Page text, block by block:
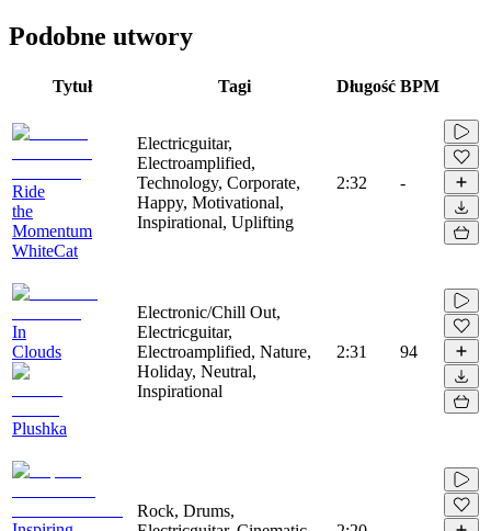
Podobne utwory
Tytuł Tagi Długość BPM
Ride
the
Momentum
WhiteCat
Electricguitar,
Electroamplified,
Technology, Corporate,
Happy, Motivational,
Inspirational, Uplifting
2:32 -
In
Clouds
Plushka
Electronic/Chill Out,
Electricguitar,
Electroamplified, Nature,
Holiday, Neutral,
Inspirational
2:31 94
Rock, Drums,